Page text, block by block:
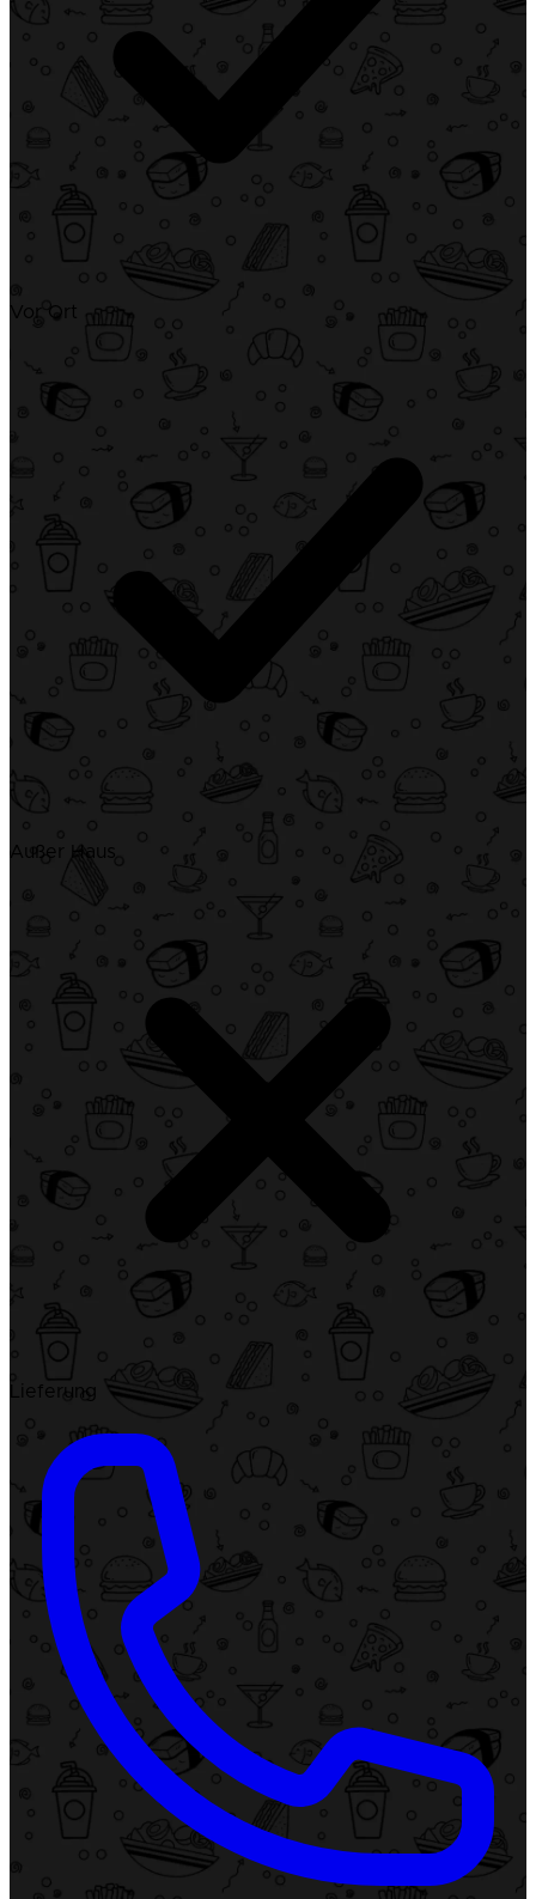
Vor Ort
Außer Haus
Lieferung